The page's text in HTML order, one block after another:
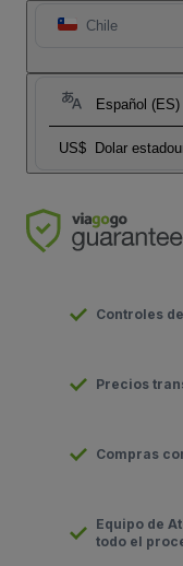
Chile
Español (ES)
US$ Dolar
Controles
Precios
Compras
Equipo de
todo el